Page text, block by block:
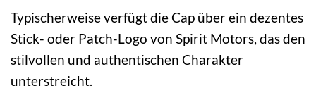
Typischerweise verfügt die Cap über ein dezentes
Stick- oder Patch-Logo von Spirit Motors, das den
stilvollen und authentischen Charakter
unterstreicht.